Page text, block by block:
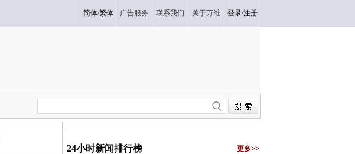
简体/繁体 广告服务 联系我们 关于万维 登录/注册
24小时新闻排行榜 更多>>